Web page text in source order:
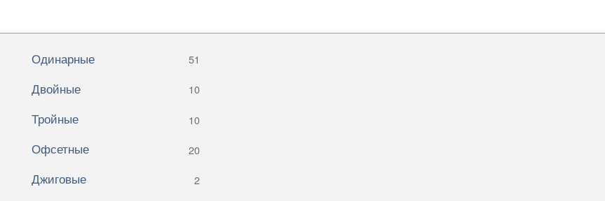
Одинарные 51
Двойные 10
Тройные 10
Офсетные 20
Джиговые 2